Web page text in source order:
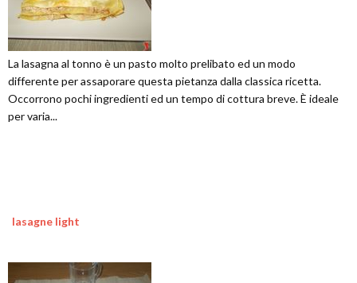
La lasagna al tonno è un pasto molto prelibato ed un modo
differente per assaporare questa pietanza dalla classica ricetta.
Occorrono pochi ingredienti ed un tempo di cottura breve. È ideale
per varia...
lasagne light